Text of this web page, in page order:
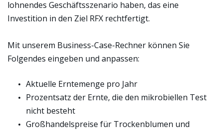
lohnendes Geschäftsszenario haben, das eine
Investition in den Ziel RFX rechtfertigt.
Mit unserem Business-Case-Rechner können Sie
Folgendes eingeben und anpassen:
Aktuelle Erntemenge pro Jahr
Prozentsatz der Ernte, die den mikrobiellen Test
nicht besteht
Großhandelspreise für Trockenblumen und